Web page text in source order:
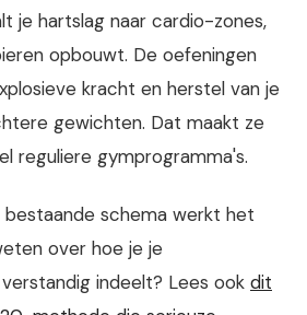
je hartslag naar cardio-zones,
opbouwt. De oefeningen
kracht en herstel van je
gewichten. Dat maakt ze
reguliere gymprogramma's.
bestaande schema werkt het
over hoe je je
indeelt? Lees ook dit